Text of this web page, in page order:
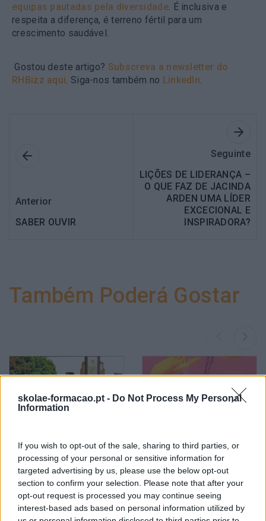
skolae-formacao.pt - Do Not Process My Personal
Information
If you wish to opt-out of the sale, sharing to third parties, or
processing of your personal or sensitive information for
targeted advertising by us, please use the below opt-out
section to confirm your selection. Please note that after your
opt-out request is processed you may continue seeing
interest-based ads based on personal information utilized by
equipas pautadas pela diversidade. É inclusiva e
respeita a diferença, é terreno fértil para um
crescimento saudável.
Gostou deste artigo? Subscreva a newsletter do
RHBizz aqui . Siga-nos também no LinkedIn
Anterior
SABER OUVIR
Seguinte
LIÇÕES DE LIDERANÇA –
O QUE FAZ DE JACINDA
ARDEN UMA LÍDER
EXCECIONAL E
INSPIRADORA?
Também Poderá Gostar
Sustentabilidade
Corporativa, Qual O Papel
Dos Líderes?
Criatividade É Das
Competências Mais
Valorizadas Nos
Colaboradores
Pesquisa